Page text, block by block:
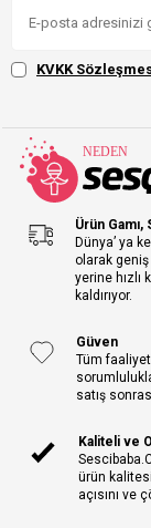
KVKK
Ürün Gamı,
Dünya’ ya
olarak geniş
yerine hızlı
kaldırıyor.
Güven
Tüm
satış
Kaliteli ve
ürün
açısını ve